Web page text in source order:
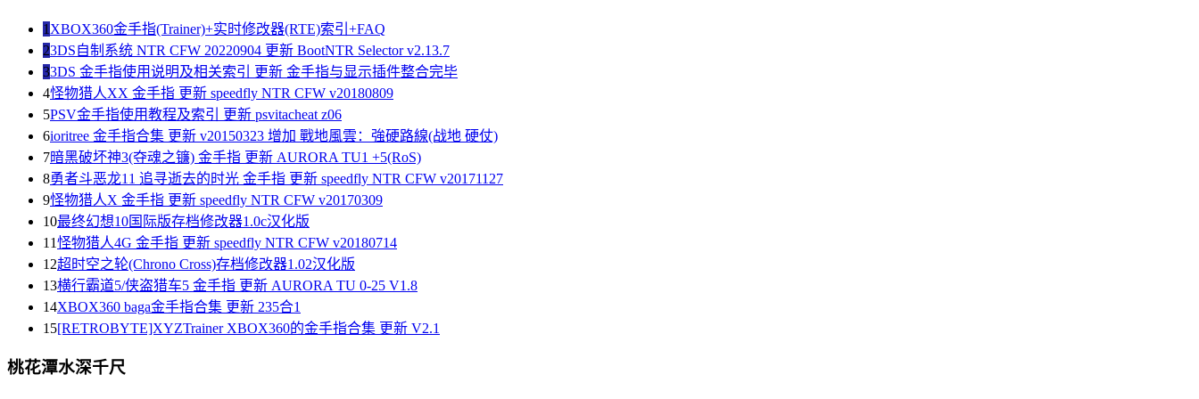
1 XBOX360金手指(Trainer)+实时修改器(RTE)索引+FAQ
23DS自制系统 NTR CFW 20220904 更新 BootNTR Selector v2.13.7
33DS 金手指使用说明及相关索引 更新 金手指与显示插件整合完毕
4怪物猎人XX 金手指 更新 speedfly NTR CFW v20180809
5PSV金手指使用教程及索引 更新 psvitacheat z06
6ioritree 金手指合集 更新 v20150323 增加 戰地風雲：強硬路線(战地 硬仗)
7暗黑破坏神3(夺魂之镰) 金手指 更新 AURORA TU1 +5(RoS)
8勇者斗恶龙11 追寻逝去的时光 金手指 更新 speedfly NTR CFW v20171127
9怪物猎人X 金手指 更新 speedfly NTR CFW v20170309
10最终幻想10国际版存档修改器1.0c汉化版
11怪物猎人4G 金手指 更新 speedfly NTR CFW v20180714
12超时空之轮(Chrono Cross)存档修改器1.02汉化版
13横行霸道5/侠盗猎车5 金手指 更新 AURORA TU 0-25 V1.8
14XBOX360 baga金手指合集 更新 235合1
15[RETROBYTE]XYZTrainer XBOX360的金手指合集 更新 V2.1
桃花潭水深千尺